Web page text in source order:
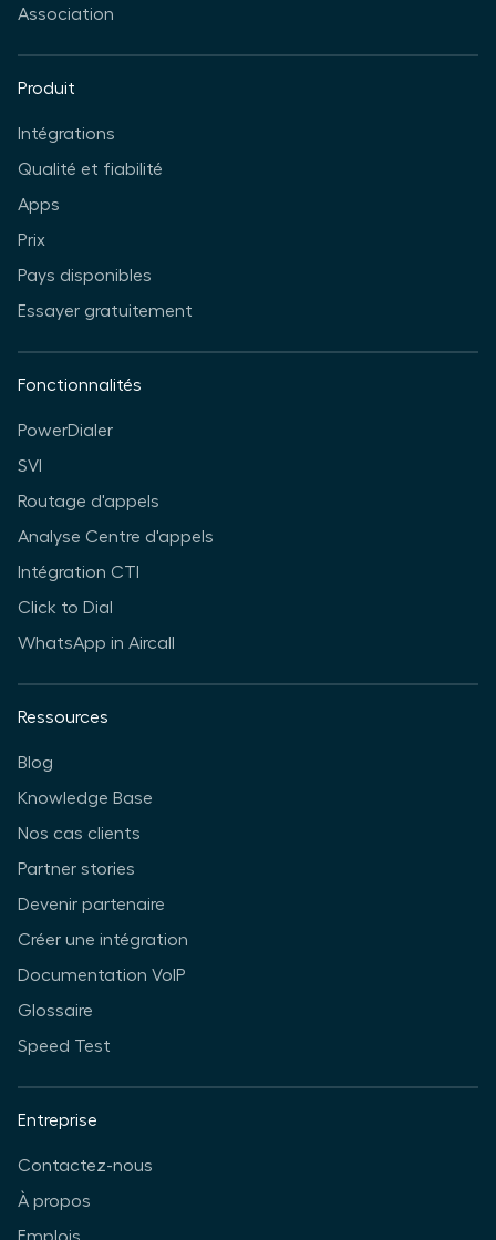
Association
Produit
Intégrations
Qualité et fiabilité
Apps
Prix
Pays disponibles
Essayer gratuitement
Fonctionnalités
PowerDialer
SVI
Routage d'appels
Analyse Centre d'appels
Intégration CTI
Click to Dial
WhatsApp in Aircall
Ressources
Blog
Knowledge Base
Nos cas clients
Partner stories
Devenir partenaire
Créer une intégration
Documentation VoIP
Glossaire
Speed Test
Entreprise
Contactez-nous
À propos